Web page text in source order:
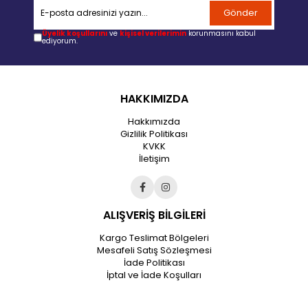
Gönder
Üyelik koşullarını ve kişisel verilerimin korunmasını kabul
ediyorum.
HAKKIMIZDA
Hakkımızda
Gizlilik Politikası
KVKK
İletişim
ALIŞVERİŞ BİLGİLERİ
Kargo Teslimat Bölgeleri
Mesafeli Satış Sözleşmesi
İade Politikası
İptal ve İade Koşulları